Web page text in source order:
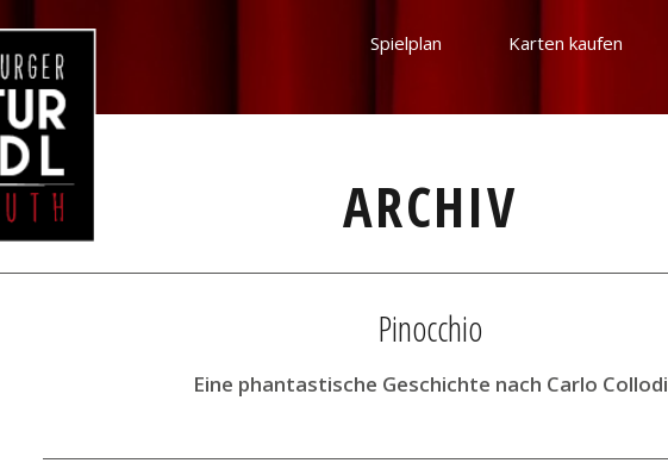
Spielplan Karten kaufen
ARCHIV
Pinocchio
Eine phantastische Geschichte nach Carlo Collodi